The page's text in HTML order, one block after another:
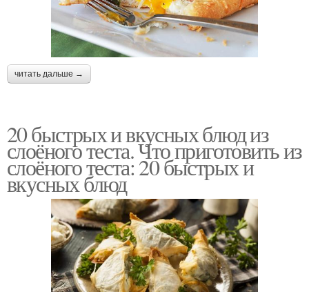
читать дальше →
20 быстрых и вкусных блюд из
слоёного теста. Что приготовить из
слоёного теста: 20 быстрых и
вкусных блюд